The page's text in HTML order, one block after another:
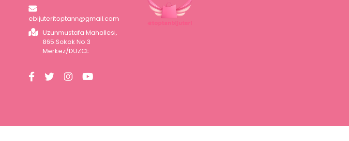
ebijuteritoptann@gmail.com
Uzunmustafa Mahallesi,
865.Sokak No:3
Merkez/DÜZCE